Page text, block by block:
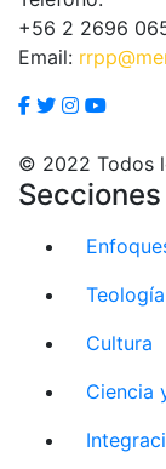
+56 2 2696
Email:
© 2022 Todos
Secciones
Cultura
Ciencia